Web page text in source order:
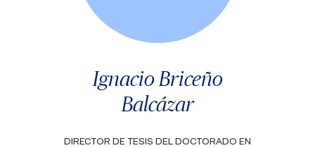
Ignacio Briceño
Balcázar
DIRECTOR DE TESIS DEL DOCTORADO EN